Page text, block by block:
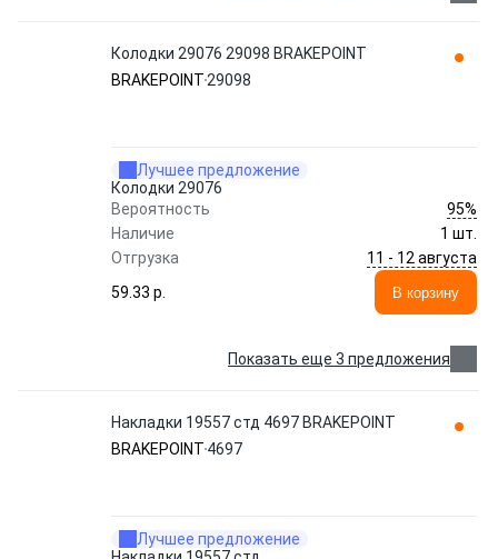
Колодки 29076 29098 BRAKEPOINT
BRAKEPOINT 29098
Лучшее предложение
Колодки 29076
Вероятность
95%
Наличие
1 шт.
Отгрузка
11 - 12 августа
59.33 p.
В корзину
Показать еще 3 предложения
Накладки 19557 стд 4697 BRAKEPOINT
BRAKEPOINT 4697
Лучшее предложение